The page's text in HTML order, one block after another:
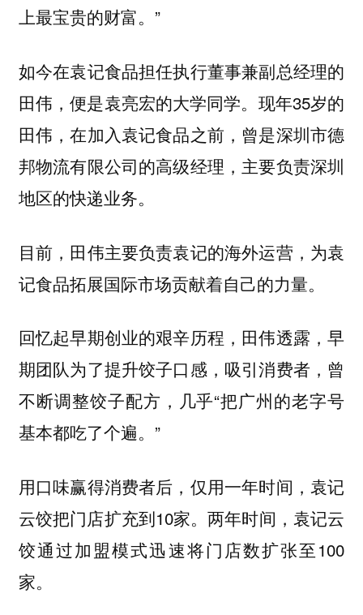
上最宝贵的财富。”
如今在袁记食品担任执行董事兼副总经理的
田伟，便是袁亮宏的大学同学。现年35岁的
田伟，在加入袁记食品之前，曾是深圳市德
邦物流有限公司的高级经理，主要负责深圳
地区的快递业务。
目前，田伟主要负责袁记的海外运营，为袁
记食品拓展国际市场贡献着自己的力量。
回忆起早期创业的艰辛历程，田伟透露，早
期团队为了提升饺子口感，吸引消费者，曾
不断调整饺子配方，几乎“把广州的老字号
基本都吃了个遍。”
用口味赢得消费者后，仅用一年时间，袁记
云饺把门店扩充到10家。两年时间，袁记云
饺通过加盟模式迅速将门店数扩张至100
家。